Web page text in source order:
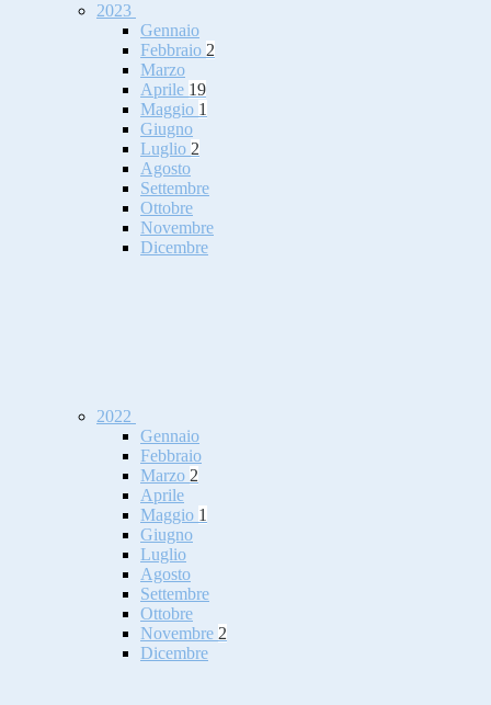
2023
Gennaio
Febbraio 2
Marzo
Aprile 19
Maggio 1
Giugno
Luglio 2
Agosto
Settembre
Ottobre
Novembre
Dicembre
2022
Gennaio
Febbraio
Marzo 2
Aprile
Maggio 1
Giugno
Luglio
Agosto
Settembre
Ottobre
Novembre 2
Dicembre